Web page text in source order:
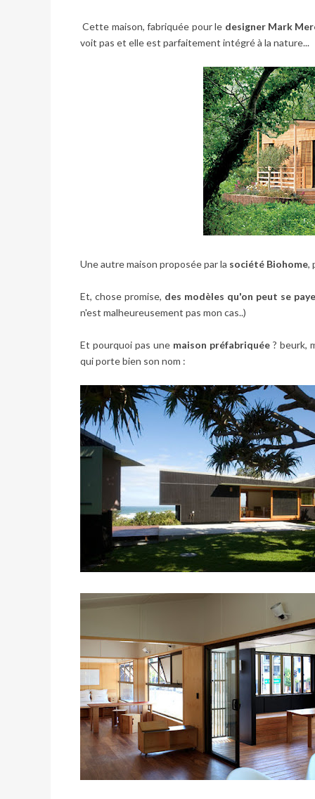
Cette maison, fabriquée pour le designer Mark
voit pas et elle est parfaitement intégré à la nature...
Une autre maison proposée par la société Biohome,
Et, chose promise, des modèles qu'on peut se
n'est malheureusement pas mon cas..)
Et pourquoi pas une maison préfabriquée ? beurk,
qui porte bien son nom :